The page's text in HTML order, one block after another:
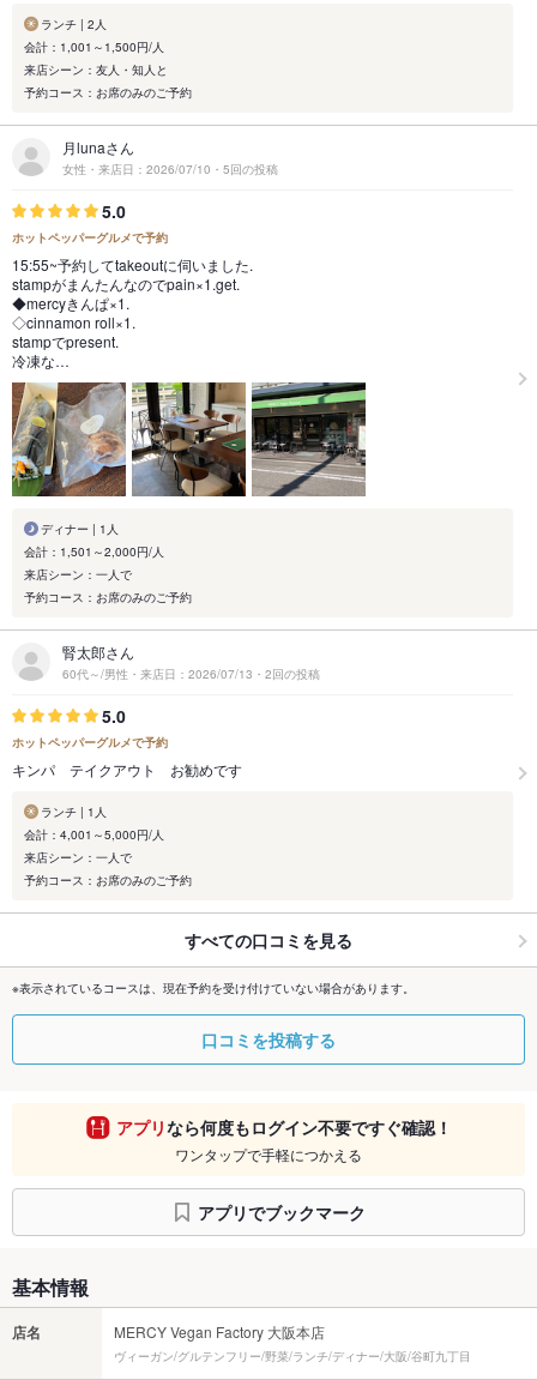
ランチ | 2人
会計：1,001～1,500円/人
来店シーン：友人・知人と
予約コース：お席のみのご予約
月lunaさん
女性・来店日：2026/07/10・5回の投稿
5.0
ホットペッパーグルメで予約
15:55~予約してtakeoutに伺いました.
stampがまんたんなのでpain×1.get.
◆mercyきんぱ×1.
◇cinnamon roll×1.
stampでpresent.
冷凍な…
ディナー | 1人
会計：1,501～2,000円/人
来店シーン：一人で
予約コース：お席のみのご予約
腎太郎さん
60代～/男性・来店日：2026/07/13・2回の投稿
5.0
ホットペッパーグルメで予約
キンパ テイクアウト お勧めです
ランチ | 1人
会計：4,001～5,000円/人
来店シーン：一人で
予約コース：お席のみのご予約
すべての口コミを見る
※表示されているコースは、現在予約を受け付けていない場合があります。
口コミを投稿する
アプリなら何度もログイン不要ですぐ確認！
ワンタップで手軽につかえる
アプリでブックマーク
基本情報
店名 MERCY Vegan Factory 大阪本店
ヴィーガン/グルテンフリー/野菜/ランチ/ディナー/大阪/谷町九丁目